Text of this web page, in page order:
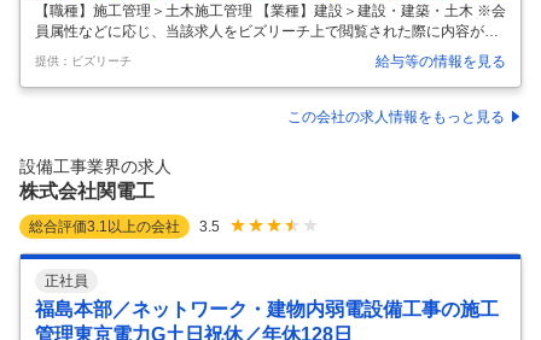
所建設プロジェクト◢「総合設備業」のリーディング
カンパニー手厚い福利厚生で働きやすい環境をサポー
ト
【職種】施工管理＞土木施工管理 【業種】建設＞建設・建築・土木 ※会
員属性などに応じ、当該求人をビズリーチ上で閲覧された際に内容が異
なる場合があります 【職務概要】 総合設備企業である当社にて、長崎県
宇久島で進行中の国内最大級の太陽光発電所（メガソーラー）建設プロ
ジェクトに従事していただきます。 ご自身の経験や専門性（電気・土
木）に応じて、電気または土木の施工管理業務全般をお任せします。 日
ジェクトを円滑に推進するため、現場との調整を行ないます。 ・安全管
理: 現…
提供：ビズリーチ 給与等の情報を見る
この会社の求人情報をもっと見る
設備工事業界の求人
株式会社関電工
総合評価3.1 以上の会社 3.5
正社員
福島本部／ネットワーク・建物内弱電設備工事の施工
管理東京電力G土日祝休／年休128日